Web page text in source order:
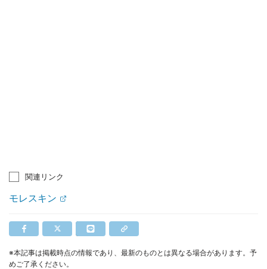
関連リンク
モレスキン
※本記事は掲載時点の情報であり、最新のものとは異なる場合があります。予
めご了承ください。